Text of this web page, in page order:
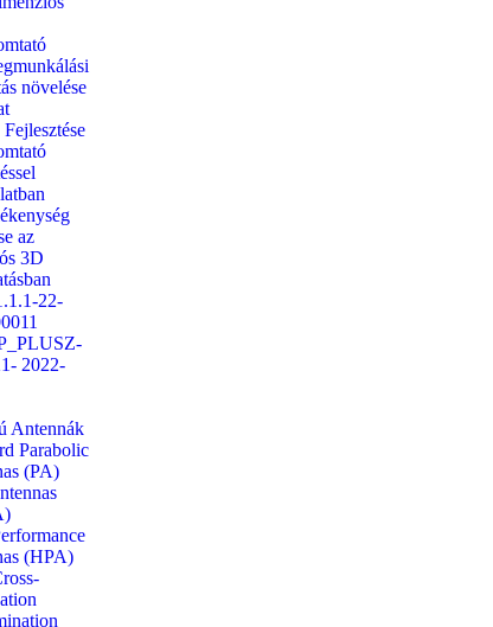
növelése
az
3D
22-
2022-
Antennák
Parabolic
(PA)
(HPA)